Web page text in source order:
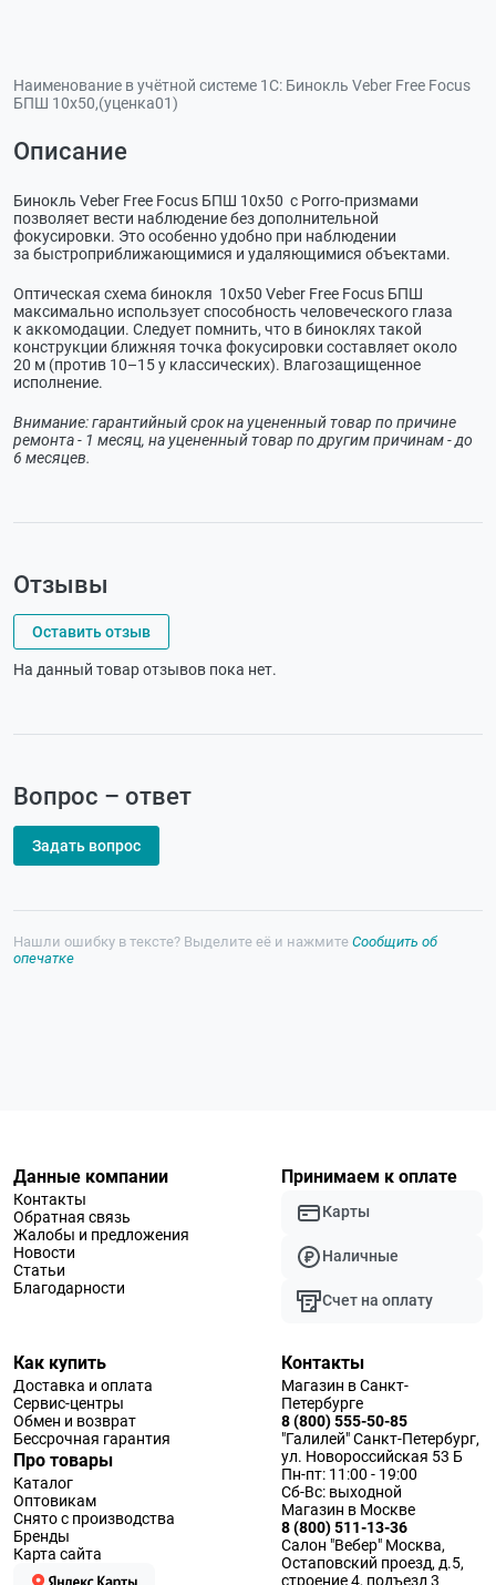
Наименование в учётной системе 1С: Бинокль Veber Free Focus
БПШ 10x50,(уценка01)
Описание
Бинокль Veber Free Focus БПШ 10x50 с Porro-призмами
позволяет вести наблюдение без дополнительной
фокусировки. Это особенно удобно при наблюдении
за быстроприближающимися и удаляющимися объектами.
Оптическая схема бинокля 10x50 Veber Free Focus БПШ
максимально использует способность человеческого глаза
к аккомодации. Следует помнить, что в биноклях такой
конструкции ближняя точка фокусировки составляет около
20 м (против 10–15 у классических). Влагозащищенное
исполнение.
Внимание: гарантийный срок на уцененный товар по причине
ремонта - 1 месяц, на уцененный товар по другим причинам - до
6 месяцев.
Отзывы
Оставить отзыв
На данный товар отзывов пока нет.
Вопрос – ответ
Задать вопрос
Нашли ошибку в тексте? Выделите её и нажмите Сообщить об
опечатке
Данные компании
Контакты
Обратная связь
Жалобы и предложения
Новости
Статьи
Благодарности
Принимаем к оплате
Карты
Наличные
Счет на оплату
Как купить
Доставка и оплата
Сервис-центры
Обмен и возврат
Бессрочная гарантия
Про товары
Каталог
Оптовикам
Снято с производства
Бренды
Карта сайта
Контакты
Магазин в Санкт-
Петербурге
8 (800) 555-50-85
"Галилей" Санкт-Петербург,
ул. Новороссийская 53 Б
Пн-пт: 11:00 - 19:00
Сб-Вс: выходной
Магазин в Москве
8 (800) 511-13-36
Салон "Вебер" Москва,
Остаповский проезд, д.5,
строение 4, подъезд 3